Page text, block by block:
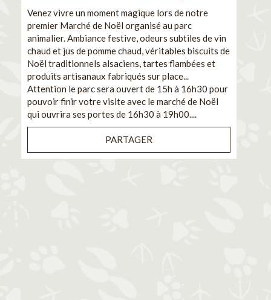
Venez vivre un moment magique lors de notre
premier Marché de Noël organisé au parc
animalier. Ambiance festive, odeurs subtiles de vin
chaud et jus de pomme chaud, véritables biscuits de
Noël traditionnels alsaciens, tartes flambées et
produits artisanaux fabriqués sur place...
Attention le parc sera ouvert de 15h à 16h30 pour
pouvoir finir votre visite avec le marché de Noël
qui ouvrira ses portes de 16h30 à 19h00....
PARTAGER